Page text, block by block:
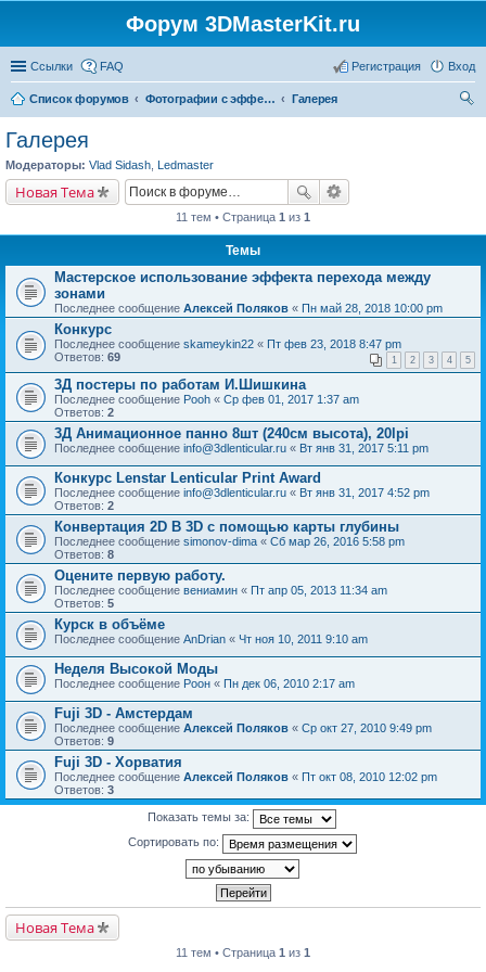
Форум 3DMasterKit.ru
Ссылки FAQ Вход
Регистрация
Список форумов Фотографии с эффектом стерео, варио, 3D, анимации, морфинга
Галерея
Галерея
Модераторы: Vlad Sidash Ledmaster
Новая Тема
11 тем • Страница 1 из 1
Темы
Мастерское использование эффекта перехода между
зонами
Последнее сообщение Алексей Поляков « Пн май 28, 2018 10:00 pm
Конкурс
Последнее сообщение skameykin22 « Пт фев 23, 2018 8:47 pm
Ответов: 69 1 2 3 4 5
3Д постеры по работам И.Шишкина
Последнее сообщение Pooh « Ср фев 01, 2017 1:37 am
Ответов: 2
3Д Анимационное панно 8шт (240см высота), 20lpi
Последнее сообщение info@3dlenticular.ru « Вт янв 31, 2017 5:11 pm
Конкурс Lenstar Lenticular Print Award
Последнее сообщение info@3dlenticular.ru « Вт янв 31, 2017 4:52 pm
Ответов: 2
Конвертация 2D B 3D с помощью карты глубины
Последнее сообщение simonov-dima « Сб мар 26, 2016 5:58 pm
Ответов: 8
Оцените первую работу.
Последнее сообщение вениамин « Пт апр 05, 2013 11:34 am
Ответов: 5
Курск в объёме
Последнее сообщение AnDrian « Чт ноя 10, 2011 9:10 am
Неделя Высокой Моды
Последнее сообщение Pоон « Пн дек 06, 2010 2:17 am
Fuji 3D - Амстердам
Последнее сообщение Алексей Поляков « Ср окт 27, 2010 9:49 pm
Ответов: 9
Fuji 3D - Хорватия
Последнее сообщение Алексей Поляков « Пт окт 08, 2010 12:02 pm
Ответов: 3
Показать темы за:
Сортировать по:
Новая Тема
11 тем • Страница 1 из 1